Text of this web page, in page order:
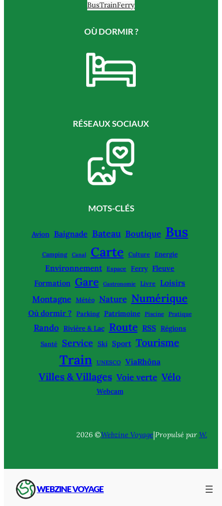
WEBZINE VOYAGE
BusTrainFerry
OÙ DORMIR ?
RÉSEAUX SOCIAUX
MOTS-CLÉS
Avion Baignade Bateau Boutique Bus
Camping Canal Carte Culture Energie
Environnement Espace Ferry Fleuve
Formation Gare Gastronomie Livre Loisirs
Montagne Météo Nature Numérique
Où dormir ? Parking Patrimoine Piscine Pratique
Rando Rivière & Lac Route RSS Régions
Santé Service Ski Sport Tourisme
Train UNESCO ViaRhôna
Villes & Villages Voie verte Vélo
Webcam
2026 ©Webzine Voyage|Propulsé par W.